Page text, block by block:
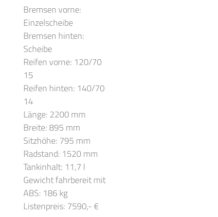
Bremsen vorne:
Einzelscheibe
Bremsen hinten:
Scheibe
Reifen vorne: 120/70
15
Reifen hinten: 140/70
14
Länge: 2200 mm
Breite: 895 mm
Sitzhöhe: 795 mm
Radstand: 1520 mm
Tankinhalt: 11,7 l
Gewicht fahrbereit mit
ABS: 186 kg
Listenpreis: 7590,- €